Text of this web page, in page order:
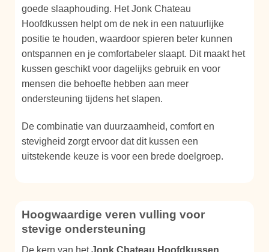
goede slaaphouding. Het Jonk Chateau
Hoofdkussen helpt om de nek in een natuurlijke
positie te houden, waardoor spieren beter kunnen
ontspannen en je comfortabeler slaapt. Dit maakt het
kussen geschikt voor dagelijks gebruik en voor
mensen die behoefte hebben aan meer
ondersteuning tijdens het slapen.
De combinatie van duurzaamheid, comfort en
stevigheid zorgt ervoor dat dit kussen een
uitstekende keuze is voor een brede doelgroep.
Hoogwaardige veren vulling voor
stevige ondersteuning
De kern van hetJonk Chateau Hoofdkussen